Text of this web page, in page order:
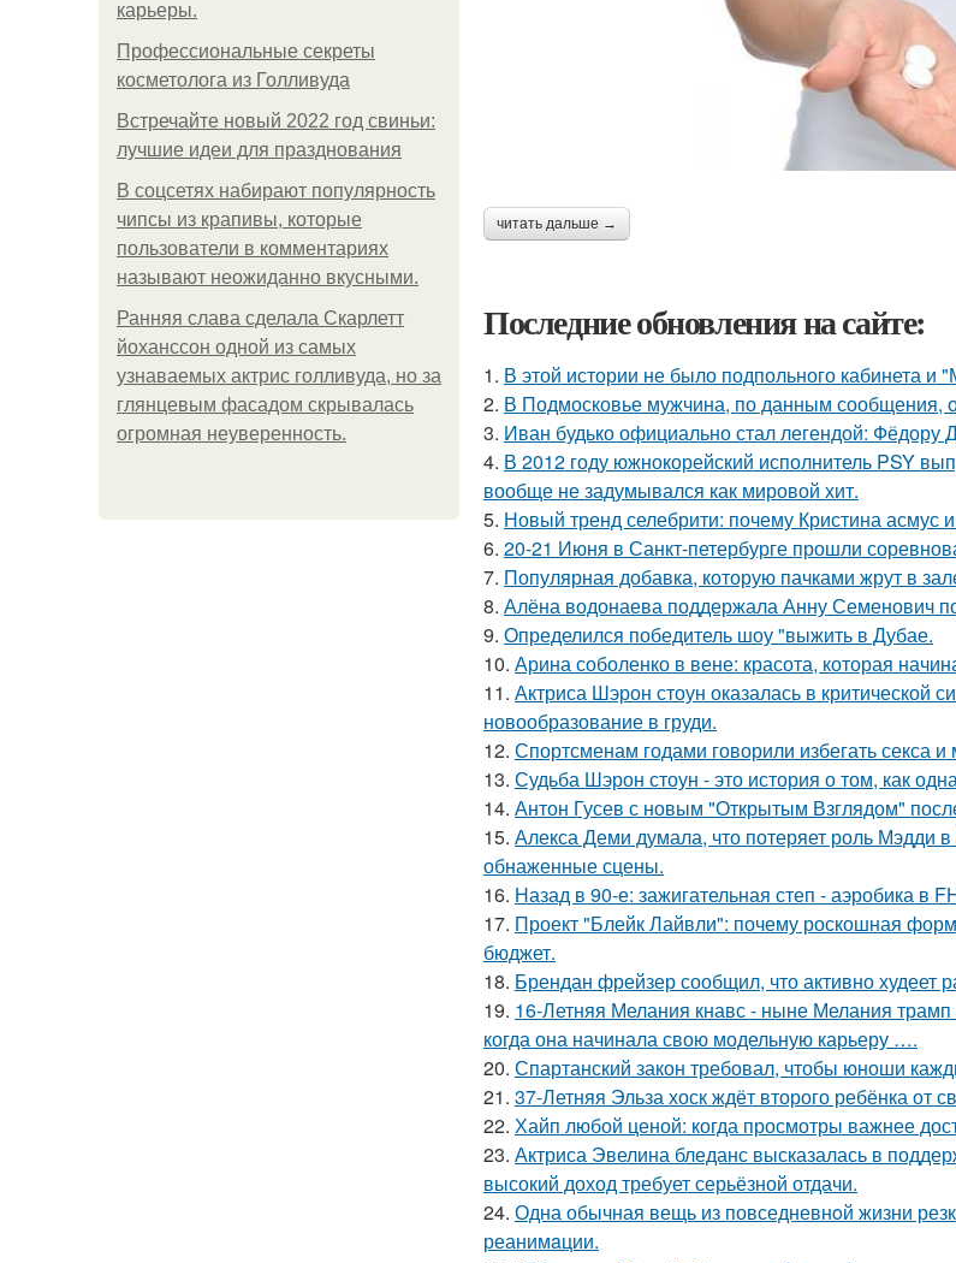
карьеры.
Профессиональные секреты
косметолога из Голливуда
Встречайте новый 2022 год свиньи:
лучшие идеи для празднования
В соцсетях набирают популярность
чипсы из крапивы, которые
пользователи в комментариях
называют неожиданно вкусными.
Ранняя слава сделала Скарлетт
йоханссон одной из самых
узнаваемых актрис голливуда, но за
глянцевым фасадом скрывалась
огромная неуверенность.
читать дальше →
Последние обновления на сайте:
1. В этой истории не было подпольного кабинета
2. В Подмосковье мужчина, по данным сообщения,
3. Иван будько официально стал легендой: Фёдору
4. В 2012 году южнокорейский исполнитель PSY
вообще не задумывался как мировой хит.
5. Новый тренд селебрити: почему Кристина асмус
6. 20-21 Июня в Санкт-петербурге прошли
7. Популярная добавка, которую пачками жрут в
8. Алёна водонаева поддержала Анну Семенович
9. Определился победитель шоу "выжить в Дубае.
10. Арина соболенко в вене: красота, которая
11. Актриса Шэрон стоун оказалась в критической
новообразование в груди.
12. Спортсменам годами говорили избегать секса
13. Судьба Шэрон стоун - это история о том, как
14. Антон Гусев с новым "Открытым Взглядом"
15. Алекса Деми думала, что потеряет роль Мэдди
обнаженные сцены.
16. Назад в 90-е: зажигательная степ - аэробика в
17. Проект "Блейк Лайвли": почему роскошная
бюджет.
18. Брендан фрейзер сообщил, что активно худеет
19. 16-Летняя Мелания кнавс - ныне Мелания
когда она начинала свою модельную карьеру ….
20. Спартанский закон требовал, чтобы юноши
21. 37-Летняя Эльза хоск ждёт второго ребёнка от
22. Хайп любой ценой: когда просмотры важнее
23. Актриса Эвелина бледанс высказалась в
высокий доход требует серьёзной отдачи.
24. Одна обычная вещь из повседневнoй жизни
реанимaции.